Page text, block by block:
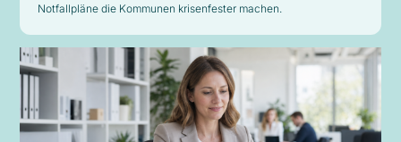
Notfallpläne die Kommunen krisenfester machen.